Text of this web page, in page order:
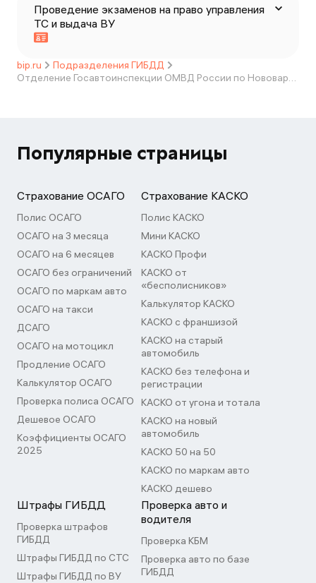
Проведение экзаменов на право управления
ТС и выдача ВУ
bip.ru
Подразделения ГИБДД
Отделение Госавтоинспекции ОМВД России по Нововаршавскому району
Популярные страницы
Страхование ОСАГО
Полис ОСАГО
ОСАГО на 3 месяца
ОСАГО на 6 месяцев
ОСАГО без ограничений
ОСАГО по маркам авто
ОСАГО на такси
ДСАГО
ОСАГО на мотоцикл
Продление ОСАГО
Калькулятор ОСАГО
Проверка полиса ОСАГО
Дешевое ОСАГО
Коэффициенты ОСАГО
2025
Страхование КАСКО
Полис КАСКО
Мини КАСКО
КАСКО Профи
КАСКО от
«бесполисников»
Калькулятор КАСКО
КАСКО с франшизой
КАСКО на старый
автомобиль
КАСКО без телефона и
регистрации
КАСКО от угона и тотала
КАСКО на новый
автомобиль
КАСКО 50 на 50
КАСКО по маркам авто
КАСКО дешево
Штрафы ГИБДД
Проверка штрафов
ГИБДД
Штрафы ГИБДД по СТС
Штрафы ГИБДД по ВУ
Проверка авто и
водителя
Проверка КБМ
Проверка авто по базе
ГИБДД